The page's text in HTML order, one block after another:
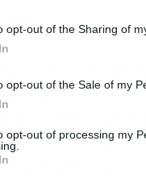
opt-out of the Sharing of
opt-out of the Sale of my
opt-out of processing my
όταν διάβασα
που
γιατί είχα
να
ένιωθα